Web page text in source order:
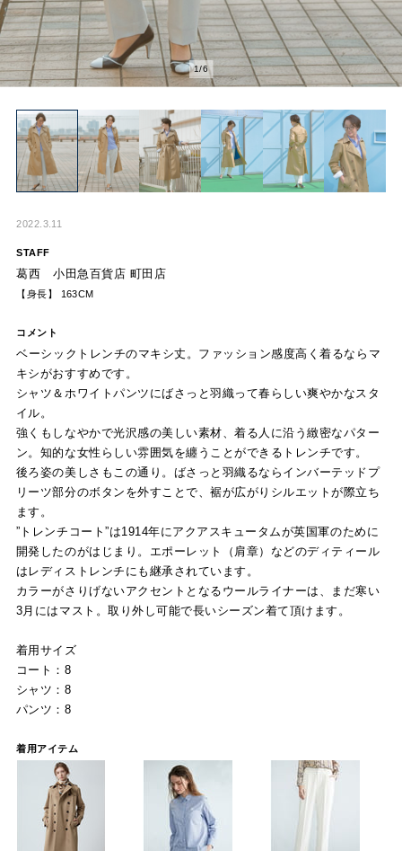
2/6
2022.3.11
STAFF
葛西 小田急百貨店 町田店
【身長】 163CM
コメント
ベーシックトレンチのマキシ丈。ファッション感度高く着るならマ
キシがおすすめです。
シャツ＆ホワイトパンツにばさっと羽織って春らしい爽やかなスタ
イル。
強くもしなやかで光沢感の美しい素材、着る人に沿う緻密なパター
ン。知的な女性らしい雰囲気を纏うことができるトレンチです。
後ろ姿の美しさもこの通り。ばさっと羽織るならインバーテッドプ
リーツ部分のボタンを外すことで、裾が広がりシルエットが際立ち
ます。
”トレンチコート”は1914年にアクアスキュータムが英国軍のために
開発したのがはじまり。エポーレット（肩章）などのディティール
はレディストレンチにも継承されています。
カラーがさりげないアクセントとなるウールライナーは、まだ寒い
3月にはマスト。取り外し可能で長いシーズン着て頂けます。
着用サイズ
コート：8
シャツ：8
パンツ：8
着用アイテム